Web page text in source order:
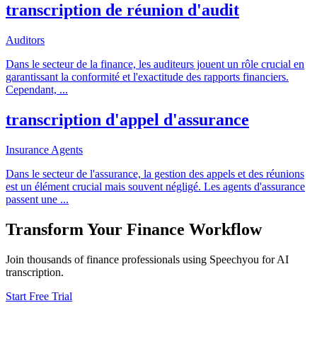
transcription de réunion d'audit
Auditors
Dans le secteur de la finance, les auditeurs jouent un rôle crucial en
garantissant la conformité et l'exactitude des rapports financiers.
Cependant, ...
transcription d'appel d'assurance
Insurance Agents
Dans le secteur de l'assurance, la gestion des appels et des réunions
est un élément crucial mais souvent négligé. Les agents d'assurance
passent une ...
Transform Your Finance Workflow
Join thousands offinance professionals using Speechyou for AI
transcription.
Start Free Trial